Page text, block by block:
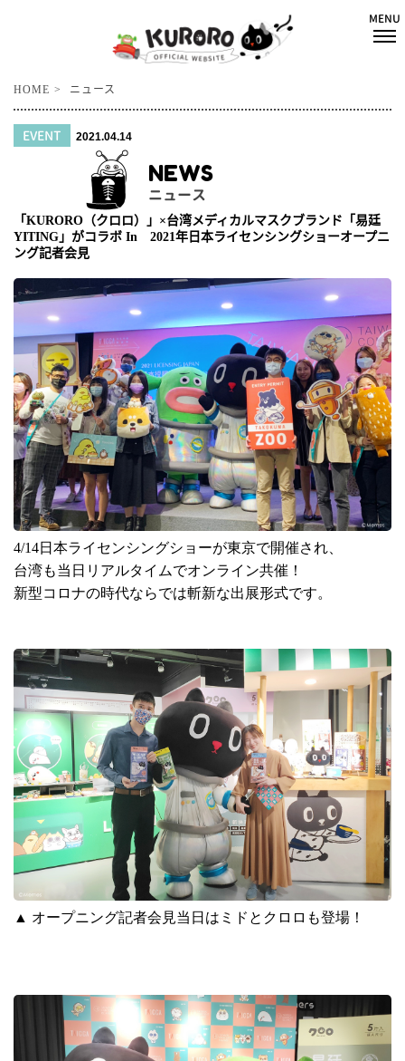
HOME ニュース
EVENT 2021.04.14
NEWS
ニュース
「KURORO（クロロ）」×台湾メディカルマスクブランド「易廷
YITING」がコラボ In 2021年日本ライセンシングショーオープニ
ング記者会見
4/14日本ライセンシングショーが東京で開催され、
台湾も当日リアルタイムでオンライン共催！
新型コロナの時代ならでは斬新な出展形式です。
▲ オープニング記者会見当日はミドとクロロも登場！